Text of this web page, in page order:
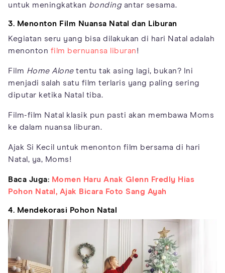
untuk meningkatkan bondingantar sesama.
3. Menonton Film Nuansa Natal dan Liburan
Kegiatan seru yang bisa dilakukan di hari Natal adalah
menonton film bernuansa liburan!
Film Home Alonetentu tak asing lagi, bukan? Ini
menjadi salah satu film terlaris yang paling sering
diputar ketika Natal tiba.
Film-film Natal klasik pun pasti akan membawa Moms
ke dalam nuansa liburan.
Ajak Si Kecil untuk menonton film bersama di hari
Natal, ya, Moms!
Baca Juga: Momen Haru Anak Glenn Fredly Hias
Pohon Natal, Ajak Bicara Foto Sang Ayah
4. Mendekorasi Pohon Natal